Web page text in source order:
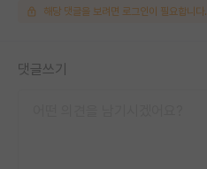
해당 댓글을 보려면 로그인이 필요합니다.
댓글쓰기